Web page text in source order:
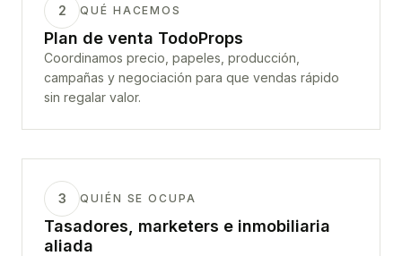
2 QUÉ HACEMOS
Plan de venta TodoProps
Coordinamos precio, papeles, producción,
campañas y negociación para que vendas rápido
sin regalar valor.
3 QUIÉN SE OCUPA
Tasadores, marketers e inmobiliaria
aliada